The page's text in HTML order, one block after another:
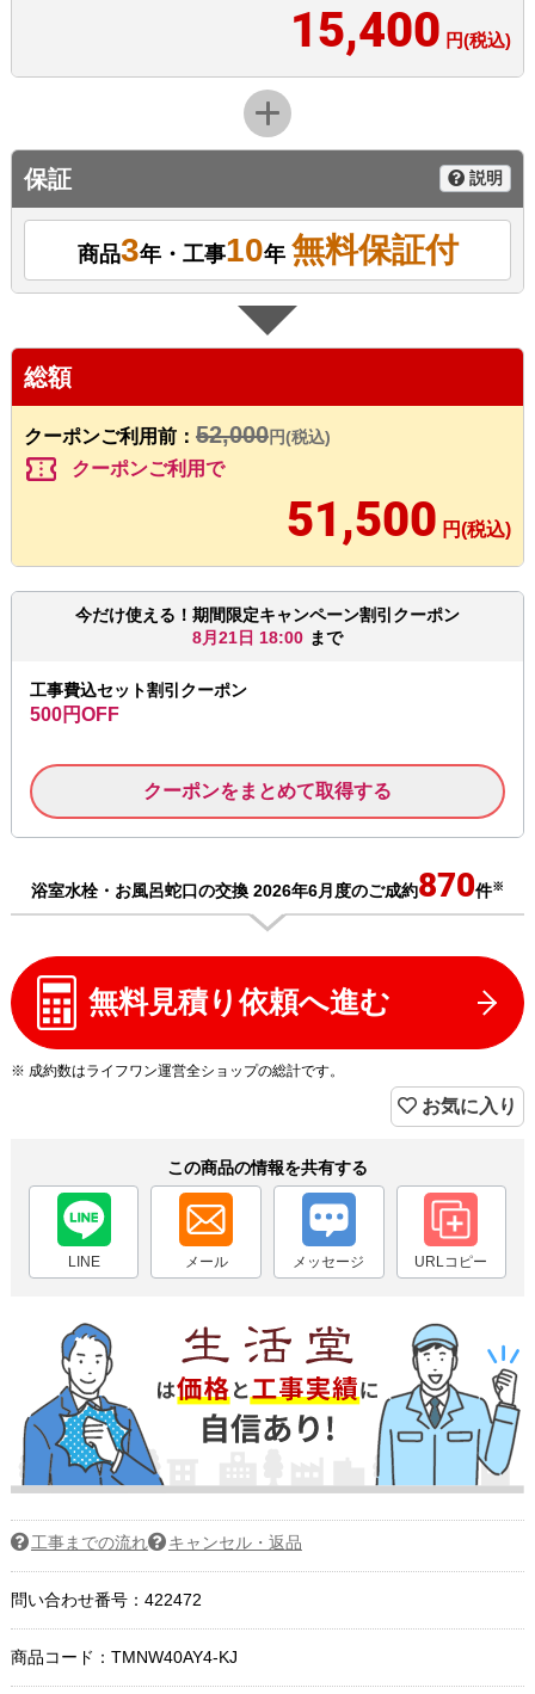
15,400 円(税込)
保証 説明
商品3年・工事10年 無料保証付
総額
クーポンご利用前： 52,000円(税込)
confirmation_number クーポンご利用で
51,500 円(税込)
今だけ使える！期間限定キャンペーン割引クーポン
8月21日 18:00 まで
工事費込セット割引クーポン
500円OFF
クーポンをまとめて取得する
浴室水栓・お風呂蛇口の交換 2026年6月度のご成約870件※
無料見積り依頼へ進む
※ 成約数はライフワン運営全ショップの総計です。
お気に入り
この商品の情報を共有する
LINE メール メッセージ URLコピー
工事までの流れ キャンセル・返品
問い合わせ番号：422472
商品コード： TMNW40AY4-KJ